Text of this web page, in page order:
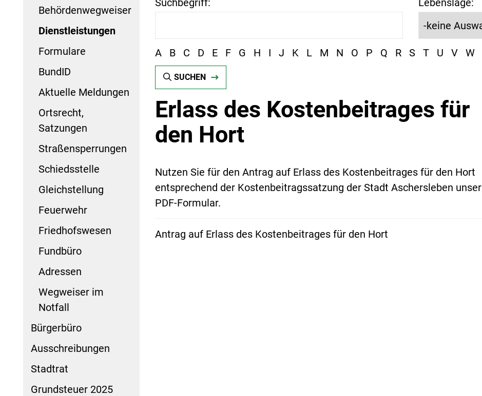
Behördenwegweiser
Dienstleistungen
Formulare
BundID
Aktuelle Meldungen
Ortsrecht,
Satzungen
Straßensperrungen
Schiedsstelle
Gleichstellung
Feuerwehr
Friedhofswesen
Fundbüro
Adressen
Wegweiser im
Notfall
Bürgerbüro
Ausschreibungen
Stadtrat
Grundsteuer 2025
Suchbegriff: Lebenslage:
A B C D E F G H I J K L M N O P Q R S T U V W
SUCHEN
Erlass des Kostenbeitrages für
den Hort
Nutzen Sie für den Antrag auf Erlass des Kostenbeitrages für den Hort
entsprechend der Kostenbeitragssatzung der Stadt Aschersleben unser
PDF-Formular.
Antrag auf Erlass des Kostenbeitrages für den Hort